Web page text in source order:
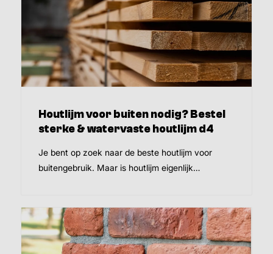
Houtlijm voor buiten nodig? Bestel
sterke & watervaste houtlijm d4
Je bent op zoek naar de beste houtlijm voor
buitengebruik. Maar is houtlijm eigenlijk…